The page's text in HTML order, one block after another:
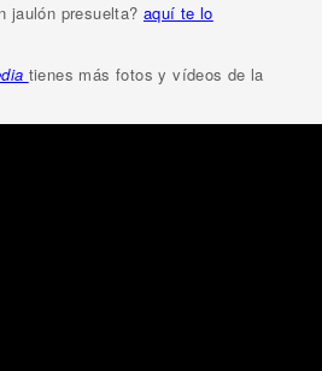
jaulón presuelta? aquí te lo
tienes más fotos y vídeos de la